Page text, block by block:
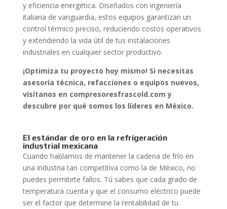
y eficiencia energética. Diseñados con ingeniería
italiana de vanguardia, estos equipos garantizan un
control térmico preciso, reduciendo costos operativos
y extendiendo la vida útil de tus instalaciones
industriales en cualquier sector productivo.
¡Optimiza tu proyecto hoy mismo! Si necesitas
asesoría técnica, refacciones o equipos nuevos,
visítanos en compresoresfrascold.com y
descubre por qué somos los líderes en México.
El estándar de oro en la refrigeración
industrial mexicana
Cuando hablamos de mantener la cadena de frío en
una industria tan competitiva como la de México, no
puedes permitirte fallos. Tú sabes que cada grado de
temperatura cuenta y que el consumo eléctrico puede
ser el factor que determine la rentabilidad de tu